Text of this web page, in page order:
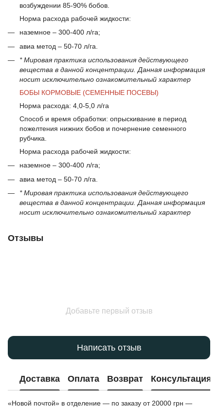
возбуждении 85-90% бобов.
Норма расхода рабочей жидкости:
наземное – 300-400 л/га;
авиа метод – 50-70 л/га.
* Мировая практика использования действующего
вещества в данной концентрации. Данная информация
носит исключительно ознакомительный характер
БОБЫ КОРМОВЫЕ (СЕМЕННЫЕ ПОСЕВЫ)
Норма расхода: 4,0-5,0 л/га
Способ и время обработки: опрыскивание в период
пожелтения нижних бобов и почернение семенного
рубчика.
Норма расхода рабочей жидкости:
наземное – 300-400 л/га;
авиа метод – 50-70 л/га.
* Мировая практика использования действующего
вещества в данной концентрации. Данная информация
носит исключительно ознакомительный характер
Отзывы
Добавьте первый отзыв
Написать отзыв
Доставка Оплата Возврат Консультация
«Новой почтой» в отделение — по заказу от 20000 грн —